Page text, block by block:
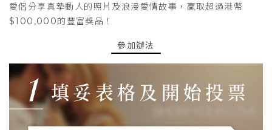
愛侶分享真摯動人的照片及浪漫愛情故事，贏取超過港幣
$100,000的豐富獎品！
參加辦法